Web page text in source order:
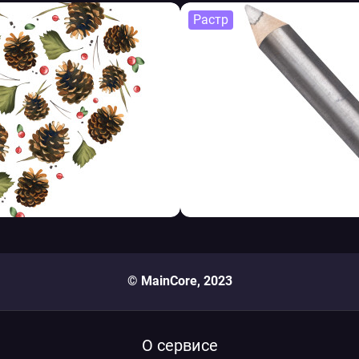
Растр
© MainCore, 2023
О сервисе